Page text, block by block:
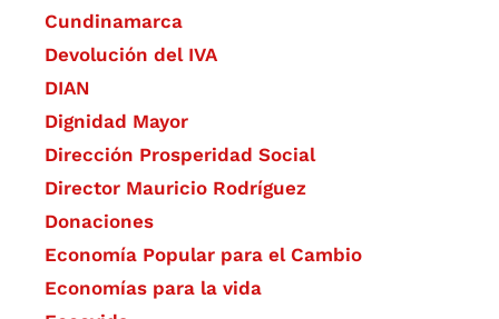
Cundinamarca
Devolución del IVA
DIAN
Dignidad Mayor
Dirección Prosperidad Social
Director Mauricio Rodríguez
Donaciones
Economía Popular para el Cambio
Economías para la vida